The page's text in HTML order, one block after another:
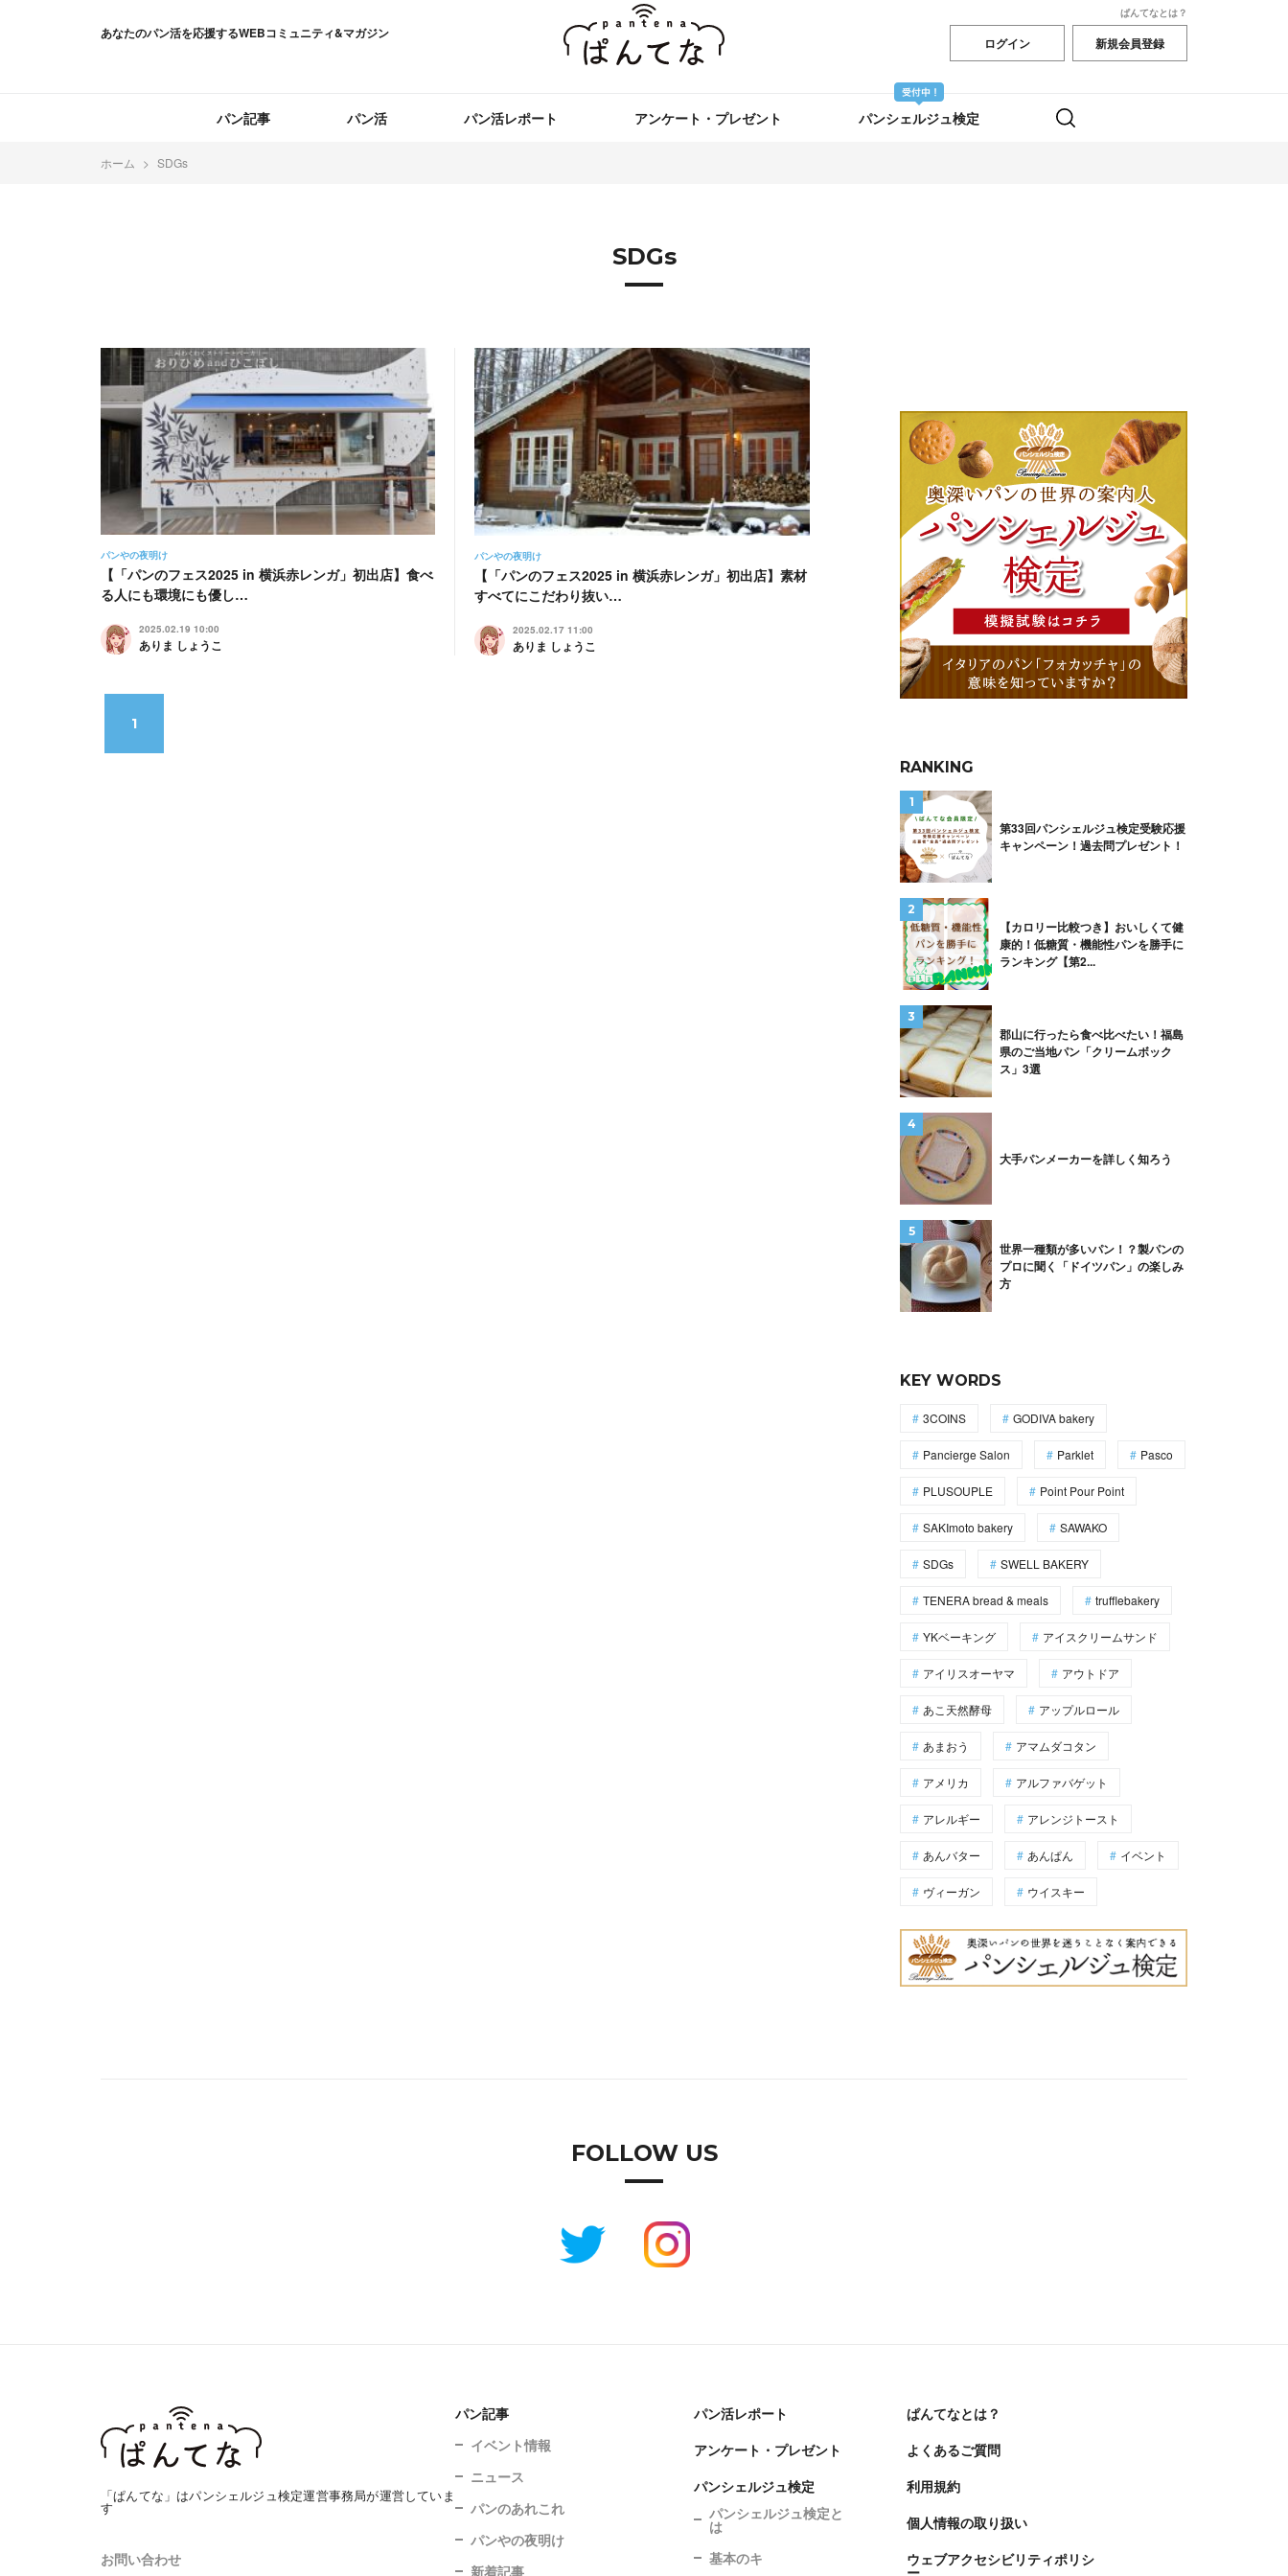
あなたのパン活を応援するWEBコミュニティ&マガジン
ぱんてなとは？
ログイン 新規会員登録
パン記事 パン活 パン活レポート アンケート・プレゼント パンシェルジュ検定
ホーム SDGs
SDGs
パンやの夜明け
【「パンのフェス2025 in 横浜赤レンガ」初出店】食べ
る人にも環境にも優し…
2025.02.19 10:00
ありま しょうこ
パンやの夜明け
【「パンのフェス2025 in 横浜赤レンガ」初出店】素材
すべてにこだわり抜い…
2025.02.17 11:00
ありま しょうこ
1
RANKING
第33回パンシェルジュ検定受験応援
キャンペーン！過去問プレゼント！
【カロリー比較つき】おいしくて健
康的！低糖質・機能性パンを勝手に
ランキング【第2...
郡山に行ったら食べ比べたい！福島
県のご当地パン「クリームボック
ス」3選
大手パンメーカーを詳しく知ろう
世界一種類が多いパン！？製パンの
プロに聞く「ドイツパン」の楽しみ
方
KEY WORDS
3COINS GODIVA bakery
Pancierge Salon Parklet Pasco
PLUSOUPLE Point Pour Point
SAKImoto bakery SAWAKO
SDGs SWELL BAKERY
TENERA bread & meals trufflebakery
YKベーキング アイスクリームサンド
アイリスオーヤマ アウトドア
あこ天然酵母 アップルロール
あまおう アマムダコタン
アメリカ アルファバゲット
アレルギー アレンジトースト
あんバター あんぱん イベント
ヴィーガン ウイスキー
FOLLOW US
「ぱんてな」はパンシェルジュ検定運営事務局が運営していま
す
お問い合わせ
パン記事
イベント情報
ニュース
パンのあれこれ
パンやの夜明け
新着記事
パン活レポート
アンケート・プレゼント
パンシェルジュ検定
パンシェルジュ検定と
は
基本のキ
ぱんてなとは？
よくあるご質問
利用規約
個人情報の取り扱い
ウェブアクセシビリティポリシ
ー